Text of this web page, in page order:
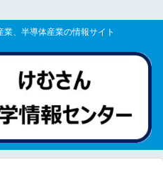
、半導体産業の情報サイト